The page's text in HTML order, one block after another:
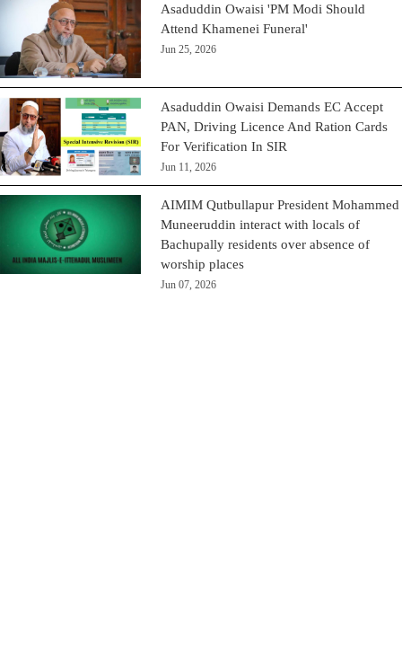
Asaduddin Owaisi 'PM Modi Should
Attend Khamenei Funeral'
Jun 25, 2026
Asaduddin Owaisi Demands EC Accept
PAN, Driving Licence And Ration Cards
For Verification In SIR
Jun 11, 2026
AIMIM Qutbullapur President Mohammed
Muneeruddin interact with locals of
Bachupally residents over absence of
worship places
Jun 07, 2026